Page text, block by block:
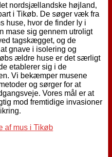
nordsjællandske højland,
i Tikøb. De søger væk fra
huse, hvor de finder ly i
mase sig gennem utroligt
tagskægget, og de
gnave i isolering og
ældre huse er det særligt
etablerer sig i de
Vi bekæmper musene
og sørger for at
Vores mål er at
mod fremtidige invasioner
af mus i Tikøb